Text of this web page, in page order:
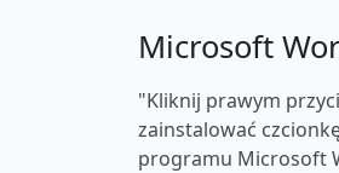
Microsoft
"Kliknij prawym
zainstalować
programu Microsoft